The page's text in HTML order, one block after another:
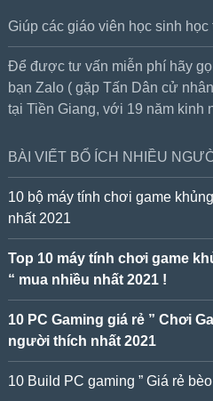
Giúp các giáo viên học sinh
Để được tư vấn miễn phí hãy
bạn Zalo ( gặp Tấn Dân cử
tại Tiền Giang, với 19 năm kinh
BÀI VIẾT BỔ ÍCH NHIỀU
10 bộ máy tính chơi game
nhất 2021
Top 10 máy tính chơi game
“ mua nhiều nhất 2021 !
10 PC Gaming giá rẻ ” Chơi
người thích nhất 2021
10 Build PC gaming ” Giá rẻ